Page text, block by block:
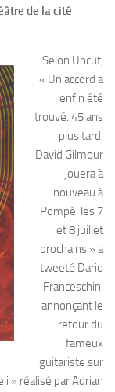
de la cité
Selon Uncut,
« Un accord a
enfin été
trouvé. 45 ans
plus tard,
David Gilmour
jouera à
nouveau à
Pompéi les 7
et 8 juillet
prochains » a
tweeté Dario
Franceschini
annonçant le
retour du
fameux
guitariste sur
» réalisé par Adrian